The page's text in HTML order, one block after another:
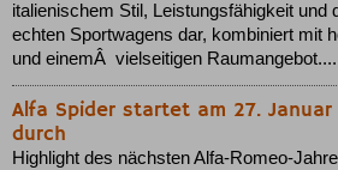
italienischem Stil, Leistungsfähigkeit und
echten Sportwagens dar, kombiniert mit
und einemÂ vielseitigen Raumangebot....
Alfa Spider startet am 27.
durch
Highlight des nächsten Alfa-Romeo-